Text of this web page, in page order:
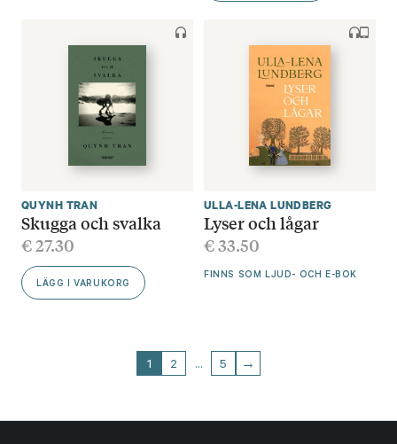
QUYNH TRAN
Skugga och svalka
€27.30
LÄGG I VARUKORG
ULLA-LENA LUNDBERG
Lyser och lågar
€33.50
FINNS SOM LJUD- OCH E-BOK
1 2 … 5 →